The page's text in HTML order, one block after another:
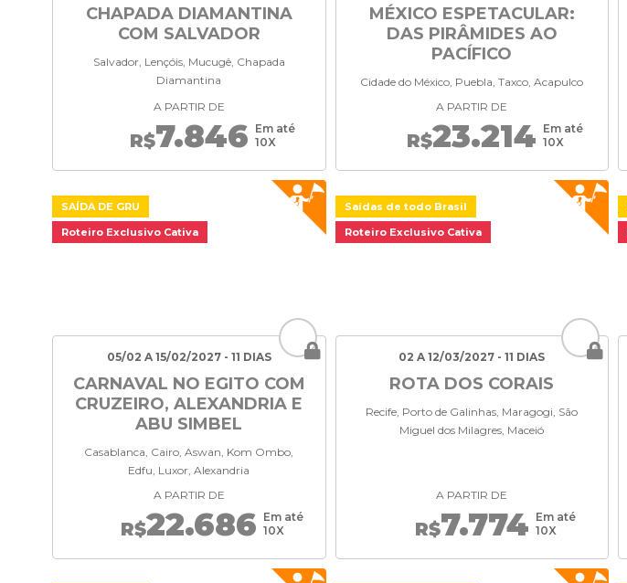
CHAPADA DIAMANTINA
COM SALVADOR
Salvador, Lençóis, Mucugê, Chapada
Diamantina
A PARTIR DE
R$7.846 Em até
10X
MÉXICO ESPETACULAR:
DAS PIRÂMIDES AO
PACÍFICO
Cidade do México, Puebla, Taxco, Acapulco
A PARTIR DE
R$23.214 Em até
10X
SAÍDA DE GRU
Roteiro Exclusivo Cativa
05/02 A 15/02/2027 - 11 DIAS
CARNAVAL NO EGITO COM
CRUZEIRO, ALEXANDRIA E
ABU SIMBEL
Casablanca, Cairo, Aswan, Kom Ombo,
Edfu, Luxor, Alexandria
A PARTIR DE
R$22.686 Em até
10X
Saídas de todo Brasil
Roteiro Exclusivo Cativa
02 A 12/03/2027 - 11 DIAS
ROTA DOS CORAIS
Recife, Porto de Galinhas, Maragogi, São
Miguel dos Milagres, Maceió
A PARTIR DE
R$7.774 Em até
10X